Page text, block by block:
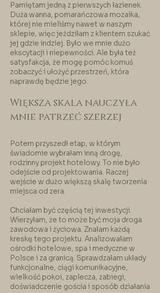
Pamiętam jedną z pierwszych łazienek.
Duża wanna, pomarańczowa mozaika,
której nie mieliśmy nawet w naszym
sklepie, więc jeździłam z klientem szukać
jej gdzie indziej. Było we mnie dużo
ekscytacji i niepewności. Ale była też
satysfakcja, że mogę pomóc komuś
zobaczyć i ułożyć przestrzeń, która
naprawdę będzie jego.
Większa skala nauczyła
mnie patrzeć szerzej
Potem przyszedł etap, w którym
świadomie wybrałam inną drogę,
rodzinny projekt hotelowy. To nie było
odejście od projektowania. Raczej
wejście w dużo większą skalę tworzenia
miejsca od zera.
Chciałam być częścią tej inwestycji.
Wierzyłam, że to może być moja droga
zawodowa i życiowa. Znałam każdą
kreskę tego projektu. Analizowałam
ośrodki hotelowe, spa i medyczne w
Polsce i za granicą. Sprawdzałam układy
funkcjonalne, ciągi komunikacyjne,
wielkość pokoi, zaplecza, zabiegi,
doświadczenie gościa i sposób działania